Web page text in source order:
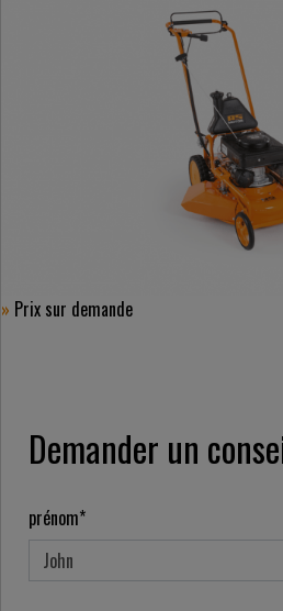
» Prix ​​sur demande
Demander un
prénom*